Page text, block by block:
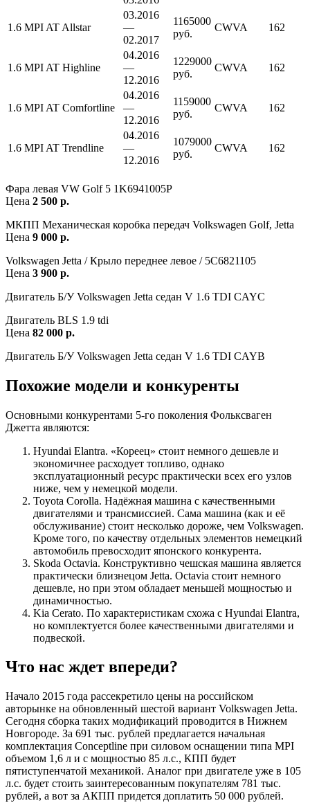
1.6 MPI AT Allstar
03.2016
—
02.2017
1165000
руб.
CWVA 162
1.6 MPI AT Highline
04.2016
—
12.2016
1229000
руб.
CWVA 162
1.6 MPI AT Comfortline
04.2016
—
12.2016
1159000
руб.
CWVA 162
1.6 MPI AT Trendline
04.2016
—
12.2016
1079000
руб.
CWVA 162
Фара левая VW Golf 5 1K6941005P
Цена 2 500 р.
МКПП Механическая коробка передач Volkswagen Golf, Jetta
Цена 9 000 р.
Volkswagen Jetta / Крыло переднее левое / 5C6821105
Цена 3 900 р.
Двигатель Б/У Volkswagen Jetta седан V 1.6 TDI CAYC
Двигатель BLS 1.9 tdi
Цена 82 000 р.
Двигатель Б/У Volkswagen Jetta седан V 1.6 TDI CAYB
Похожие модели и конкуренты
Основными конкурентами 5-го поколения Фольксваген
Джетта являются:
Hyundai Elantra. «Кореец» стоит немного дешевле и
экономичнее расходует топливо, однако
эксплуатационный ресурс практически всех его узлов
ниже, чем у немецкой модели.
Toyota Corolla. Надёжная машина с качественными
двигателями и трансмиссией. Сама машина (как и её
обслуживание) стоит несколько дороже, чем Volkswagen.
Кроме того, по качеству отдельных элементов немецкий
автомобиль превосходит японского конкурента.
Skoda Octavia. Конструктивно чешская машина является
практически близнецом Jetta. Octavia стоит немного
дешевле, но при этом обладает меньшей мощностью и
динамичностью.
Kia Cerato. По характеристикам схожа с Hyundai Elantra,
но комплектуется более качественными двигателями и
подвеской.
Что нас ждет впереди?
Начало 2015 года рассекретило цены на российском
авторынке на обновленный шестой вариант Volkswagen Jetta.
Сегодня сборка таких модификаций проводится в Нижнем
Новгороде. За 691 тыс. рублей предлагается начальная
комплектация Conceptline при силовом оснащении типа MPI
объемом 1,6 л и с мощностью 85 л.с., КПП будет
пятиступенчатой механикой. Аналог при двигателе уже в 105
л.с. будет стоить заинтересованным покупателям 781 тыс.
рублей, а вот за АКПП придется доплатить 50 000 рублей.